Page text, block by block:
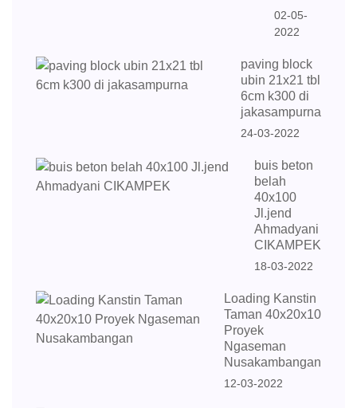
02-05-
2022
paving block
ubin 21x21 tbl
6cm k300 di
jakasampurna
24-03-2022
buis beton
belah
40x100
Jl.jend
Ahmadyani
CIKAMPEK
18-03-2022
Loading Kanstin
Taman 40x20x10
Proyek
Ngaseman
Nusakambangan
12-03-2022